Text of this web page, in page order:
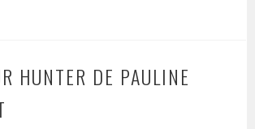
HUNTER DE PAULINE